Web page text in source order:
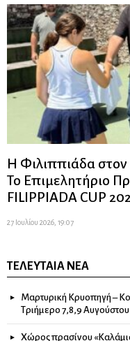
Η Φιλιππιάδα στον
Το Επιμελητήριο
FILIPPIADA CUP
27 Ιουλίου 2026, 19:07
ΤΕΛΕΥΤΑΊΑ ΝΈΑ
Μαρτυρική Κρυοπηγή –
Τριήμερο 7,8,9 Αυγούστου
Χώρος πρασίνου